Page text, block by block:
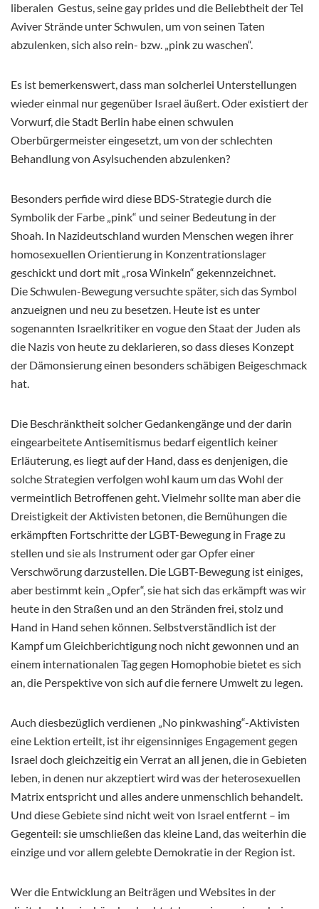
liberalen Gestus, seine gay prides und die Beliebtheit der Tel
Aviver Strände unter Schwulen, um von seinen Taten
abzulenken, sich also rein- bzw. „pink zu waschen“.
Es ist bemerkenswert, dass man solcherlei Unterstellungen
wieder einmal nur gegenüber Israel äußert. Oder existiert der
Vorwurf, die Stadt Berlin habe einen schwulen
Oberbürgermeister eingesetzt, um von der schlechten
Behandlung von Asylsuchenden abzulenken?
Besonders perfide wird diese BDS-Strategie durch die
Symbolik der Farbe „pink“ und seiner Bedeutung in der
Shoah. In Nazideutschland wurden Menschen wegen ihrer
homosexuellen Orientierung in Konzentrationslager
geschickt und dort mit „rosa Winkeln“ gekennzeichnet.
Die Schwulen-Bewegung versuchte später, sich das Symbol
anzueignen und neu zu besetzen. Heute ist es unter
sogenannten Israelkritiker en vogue den Staat der Juden als
die Nazis von heute zu deklarieren, so dass dieses Konzept
der Dämonsierung einen besonders schäbigen Beigeschmack
hat.
Die Beschränktheit solcher Gedankengänge und der darin
eingearbeitete Antisemitismus bedarf eigentlich keiner
Erläuterung, es liegt auf der Hand, dass es denjenigen, die
solche Strategien verfolgen wohl kaum um das Wohl der
vermeintlich Betroffenen geht. Vielmehr sollte man aber die
Dreistigkeit der Aktivisten betonen, die Bemühungen die
erkämpften Fortschritte der LGBT-Bewegung in Frage zu
stellen und sie als Instrument oder gar Opfer einer
Verschwörung darzustellen. Die LGBT-Bewegung ist einiges,
aber bestimmt kein „Opfer“, sie hat sich das erkämpft was wir
heute in den Straßen und an den Stränden frei, stolz und
Hand in Hand sehen können. Selbstverständlich ist der
Kampf um Gleichberichtigung noch nicht gewonnen und an
einem internationalen Tag gegen Homophobie bietet es sich
an, die Perspektive von sich auf die fernere Umwelt zu legen.
Auch diesbezüglich verdienen „No pinkwashing“-Aktivisten
eine Lektion erteilt, ist ihr eigensinniges Engagement gegen
Israel doch gleichzeitig ein Verrat an all jenen, die in Gebieten
leben, in denen nur akzeptiert wird was der heterosexuellen
Matrix entspricht und alles andere unmenschlich behandelt.
Und diese Gebiete sind nicht weit von Israel entfernt – im
Gegenteil: sie umschließen das kleine Land, das weiterhin die
einzige und vor allem gelebte Demokratie in der Region ist.
Wer die Entwicklung an Beiträgen und Websites in der